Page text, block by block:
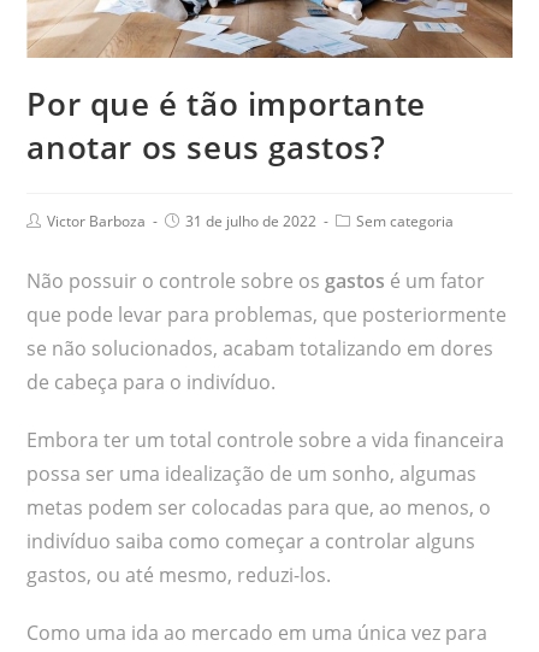
Por que é tão importante
anotar os seus gastos?
Victor Barboza 31 de julho de 2022 Sem categoria
Não possuir o controle sobre os gastos é um fator
que pode levar para problemas, que posteriormente
se não solucionados, acabam totalizando em dores
de cabeça para o indivíduo.
Embora ter um total controle sobre a vida financeira
possa ser uma idealização de um sonho, algumas
metas podem ser colocadas para que, ao menos, o
indivíduo saiba como começar a controlar alguns
gastos, ou até mesmo, reduzi-los.
Como uma ida ao mercado em uma única vez para